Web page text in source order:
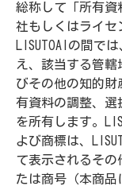
総称して「所有資
社もしくはライセ
LISUTOAIの間で
え、該当する管
びその他の知的
有資料の調整、選
を所有します。
よび商標は、
て表示されるその
たは商号（本商品